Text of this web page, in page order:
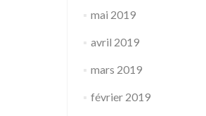
mai 2019
avril 2019
mars 2019
février 2019